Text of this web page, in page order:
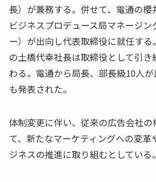
長）が兼務する。併せて、電通の櫻
ビジネスプロデュース局マネージン
ー）が出向し代表取締役に就任する
の土橋代幸社長は取締役として引き
わる。電通から局長、部長級10人が
も発表された。
体制変更に伴い、従来の広告会社の
て、新たなマーケティングへの変革
ジネスの推進に取り組むとしている。